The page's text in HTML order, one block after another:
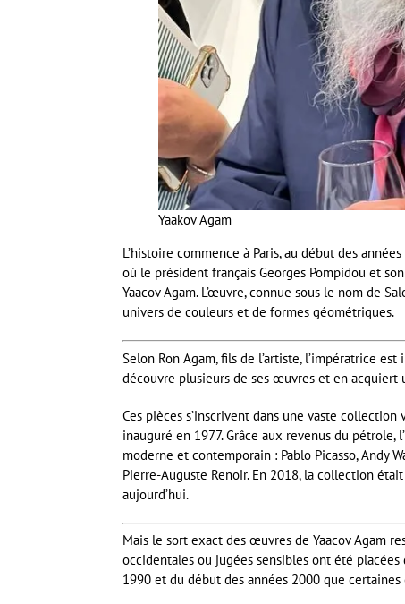
Yaakov Agam
L’histoire commence à Paris, au début des
où le président français Georges Pompidou et
Yaacov Agam. L’œuvre, connue sous le nom de
univers de couleurs et de formes géométriques.
Selon Ron Agam, fils de l’artiste, l’impératrice
découvre plusieurs de ses œuvres et en acquiert
Ces pièces s’inscrivent dans une vaste
inauguré en 1977. Grâce aux revenus du
moderne et contemporain : Pablo Picasso, Andy
Pierre-Auguste Renoir. En 2018, la collection
aujourd’hui.
Mais le sort exact des œuvres de Yaacov Agam
occidentales ou jugées sensibles ont été placées
1990 et du début des années 2000 que